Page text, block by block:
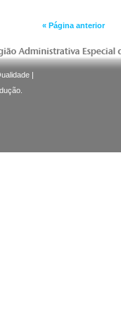
« Página anterior
|